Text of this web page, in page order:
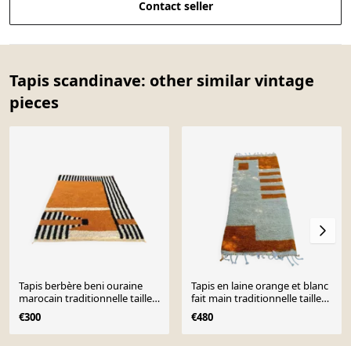
Contact seller
Tapis scandinave: other similar vintage
pieces
Tapis berbère beni ouraine
marocain traditionnelle taille
100 x 200 cm
€300
Tapis en laine orange et blanc
fait main traditionnelle taille
140 x 260 cm
€480